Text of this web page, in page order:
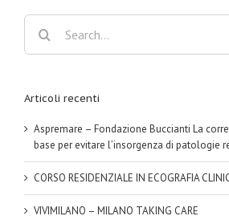
Search
Articoli recenti
Aspremare – Fondazione Buccianti La
base per evitare l’insorgenza di patologie
CORSO RESIDENZIALE IN ECOGRAFIA
VIVIMILANO – MILANO TAKING CARE